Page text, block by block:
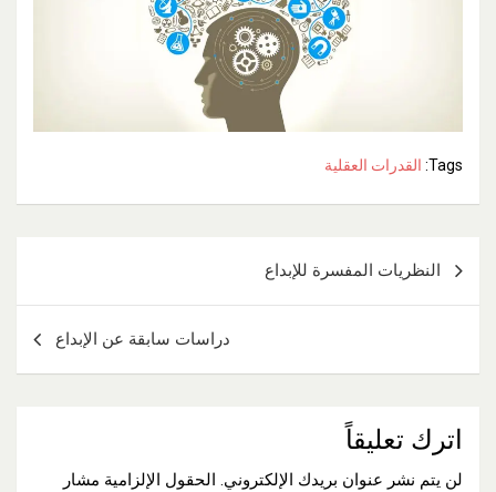
Tags: القدرات العقلية
المقالات
النظريات المفسرة للإبداع
دراسات سابقة عن الإبداع
اترك تعليقاً
لن يتم نشر عنوان بريدك الإلكتروني. الحقول الإلزامية مشار